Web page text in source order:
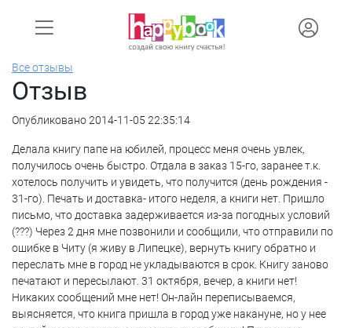
Все отзывы
Отзыв
Опубликовано 2014-11-05 22:35:14
Делала книгу папе на юбилей, процесс меня очень увлек,
получилось очень быстро. Отдала в заказ 15-го, заранее т.к.
хотелось получить и увидеть, что получится (день рождения -
31-го). Печать и доставка- итого неделя, а книги нет. Пришло
письмо, что доставка задерживается из-за погодных условий
(???) Через 2 дня мне позвонили и сообщили, что отправили по
ошибке в Читу (я живу в Липецке), вернуть книгу обратно и
переслать мне в город не укладываются в срок. Книгу заново
печатают и пересылают. 31 октября, вечер, а книги нет!
Никаких сообщений мне нет! Он-лайн переписываемся,
выясняется, что книга пришла в город уже накануне, но у нее